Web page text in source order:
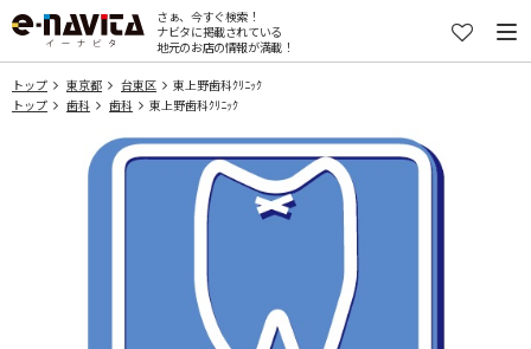
さぁ、今すぐ検索！
ナビタに掲載されている
地元のお店の情報が満載！
トップ 東京都 台東区
東上野歯科ｸﾘﾆｯｸ
トップ
歯科 歯科 東上野歯科ｸﾘﾆｯｸ